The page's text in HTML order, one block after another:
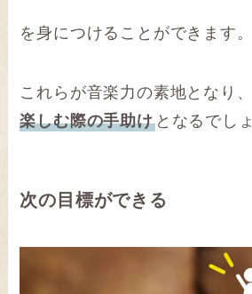
を身につけることができます。
これらが音楽力の素地となり
楽しむ際の手助けとなるでし
次の目標ができる